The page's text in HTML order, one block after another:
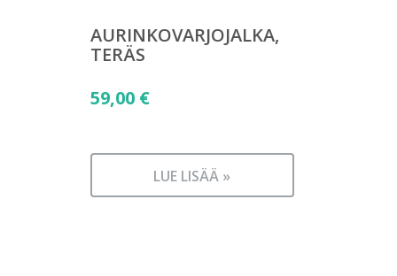
AURINKOVARJOJALKA,
TERÄS
59,00 €
LUE LISÄÄ »